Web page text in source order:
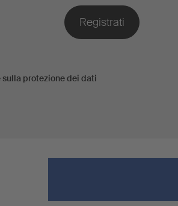
sulla protezione dei dati